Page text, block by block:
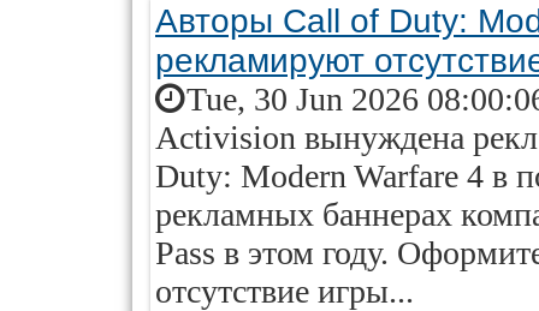
Авторы Call of Duty:
рекламируют
Tue, 30 Jun 2026
Activision вынуждена
Duty: Modern Warfare 4 в
рекламных баннерах
Pass в этом году.
отсутствие игры...